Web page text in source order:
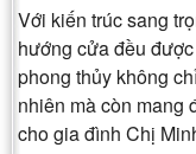
Với kiến trúc sang
hướng cửa đều
phong thủy không
nhiên mà còn mang
cho gia đình Chị